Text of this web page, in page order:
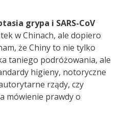
grypa i SARS-CoV
w Chinach, ale dopiero
że Chiny to nie tylko
taniego podróżowania, ale
higieny, notoryczne
rządy, czy
mówienie prawdy o